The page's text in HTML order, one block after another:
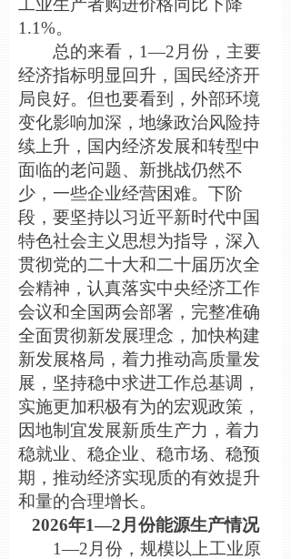
1.1%。
总的来看，1—2月份，主要
经济指标明显回升，国民经济开
局良好。但也要看到，外部环境
变化影响加深，地缘政治风险持
续上升，国内经济发展和转型中
面临的老问题、新挑战仍然不
少，一些企业经营困难。下阶
段，要坚持以习近平新时代中国
特色社会主义思想为指导，深入
贯彻党的二十大和二十届历次全
会精神，认真落实中央经济工作
会议和全国两会部署，完整准确
全面贯彻新发展理念，加快构建
新发展格局，着力推动高质量发
展，坚持稳中求进工作总基调，
实施更加积极有为的宏观政策，
因地制宜发展新质生产力，着力
稳就业、稳企业、稳市场、稳预
期，推动经济实现质的有效提升
和量的合理增长。
2026年1—2月份能源生产情况
1—2月份，规模以上工业原